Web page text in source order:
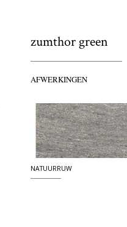
zumthor green
AFWERKINGEN
NATUURRUW